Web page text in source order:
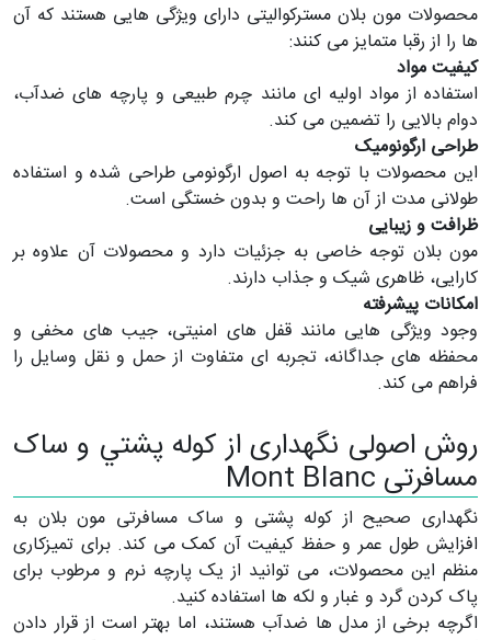
محصولات مون بلان مسترکوالیتی دارای ویژگی هایی هستند که آن
ها را از رقبا متمایز می کنند:
کیفیت مواد
استفاده از مواد اولیه ای مانند چرم طبیعی و پارچه های ضدآب،
دوام بالایی را تضمین می کند.
طراحی ارگونومیک
این محصولات با توجه به اصول ارگونومی طراحی شده و استفاده
طولانی مدت از آن ها راحت و بدون خستگی است.
ظرافت و زیبایی
مون بلان توجه خاصی به جزئیات دارد و محصولات آن علاوه بر
کارایی، ظاهری شیک و جذاب دارند.
امکانات پیشرفته
وجود ویژگی هایی مانند قفل های امنیتی، جیب های مخفی و
محفظه های جداگانه، تجربه ای متفاوت از حمل و نقل وسایل را
فراهم می کند.
روش اصولی نگهداری از كوله پشتي و ساک
مسافرتی Mont Blanc
نگهداری صحیح از کوله پشتی و ساک مسافرتی مون بلان به
افزایش طول عمر و حفظ کیفیت آن کمک می کند. برای تمیزکاری
منظم این محصولات، می توانید از یک پارچه نرم و مرطوب برای
پاک کردن گرد و غبار و لکه ها استفاده کنید.
اگرچه برخی از مدل ها ضدآب هستند، اما بهتر است از قرار دادن